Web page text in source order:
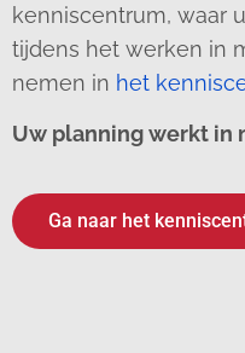
kenniscentrum, waar
tijdens het werken in
nemen in het
Uw planning werkt in
Ga naar het